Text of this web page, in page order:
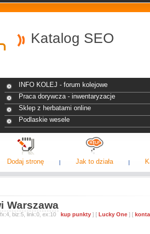
Katalog SEO
INFO KOLEJ - forum kolejowe
Praca dorywcza - inwentaryzacje
Sklep z herbatami online
Podlaskie wesele
Dodaj stronę Jak to działa
Warszawa
biz:5, link:0, ex:10 kup punkty ] [ Lucky One ] [